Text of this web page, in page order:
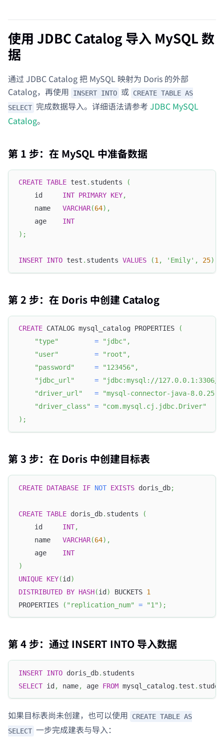
使用 JDBC Catalog 导入 MySQL 数
据
通过 JDBC Catalog 把 MySQL 映射为 Doris 的外部
Catalog，再使用
INSERT INTO 或 CREATE TABLE AS
SELECT 完成数据导入。详细语法请参考 JDBC MySQL
Catalog。
第 1 步：在 MySQL 中准备数据
CREATE TABLE test . students
(
    id
INT PRIMARY KEY,
    name
VARCHAR(64) ,
    age
INT
) ;
INSERT INTO test . students VALUES (1 , 'Emily' , 25)
第 2 步：在 Doris 中创建 Catalog
CREATE CATALOG mysql_catalog PROPERTIES
(
"type"
= "jdbc" ,
"user"
= "root" ,
"password"
= "123456" ,
"jdbc_url"
=
"jdbc:mysql://127.0.0.1:3306/
"driver_url"
=
"mysql-connector-java-
"driver_class"
=
"com.mysql.cj.jdbc.Driver"
) ;
第 3 步：在 Doris 中创建目标表
CREATE DATABASE IF NOT EXISTS doris_db;
CREATE TABLE doris_db. students
(
    id
INT,
    name
VARCHAR(64) ,
    age
INT
)
UNIQUE KEY(id)
DISTRIBUTED BY HASH(id) BUCKETS 1
PROPERTIES
( "replication_num" = "1" ) ;
第 4 步：通过 INSERT INTO 导入数据
INSERT INTO doris_db. students
SELECT id , name, age FROM mysql_catalog. test .
如果目标表尚未创建，也可以使用
CREATE TABLE AS
SELECT 一步完成建表与导入：